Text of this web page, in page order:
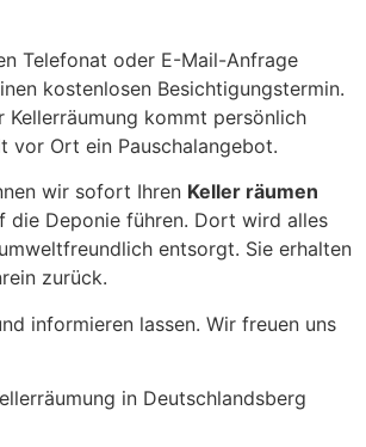
Telefonat oder E-Mail-Anfrage
kostenlosen Besichtigungstermin.
Kellerräumung kommt persönlich
vor Ort ein Pauschalangebot.
wir sofort Ihren Keller räumen
die Deponie führen. Dort wird alles
entsorgt. Sie erhalten
zurück.
informieren lassen. Wir freuen uns
in Deutschlandsberg